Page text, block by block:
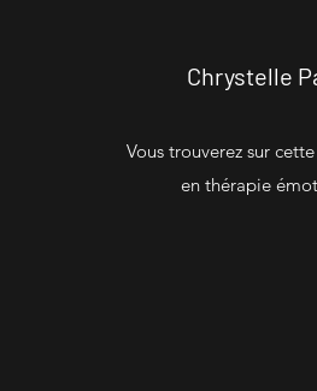
Chrystelle
Vous trouverez sur
en thérapie